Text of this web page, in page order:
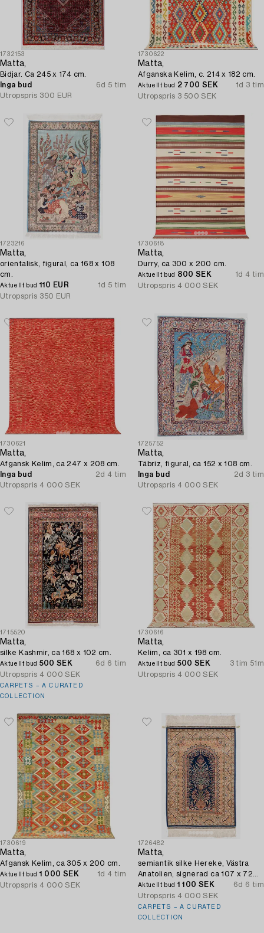
1732153
Matta,
Bidjar. Ca 245 x 174 cm.
Inga bud
6d 5 tim
Utropspris 300 EUR
1730622
Matta,
Afganska Kelim, c. 214 x 182 cm.
Aktuellt bud 2 700 SEK
1d 3 tim
Utropspris 3 500 SEK
1723216
Matta,
orientalisk, figural, ca 168 x 108
cm.
Aktuellt bud 110 EUR
1d 5 tim
Utropspris 350 EUR
1730618
Matta,
Durry, ca 300 x 200 cm.
Aktuellt bud 800 SEK
1d 4 tim
Utropspris 4 000 SEK
1730621
Matta,
Afgansk Kelim, ca 247 x 208 cm.
Inga bud
2d 4 tim
Utropspris 4 000 SEK
1725752
Matta,
Täbriz, figural, ca 152 x 108 cm.
Inga bud
2d 3 tim
Utropspris 4 000 SEK
1715520
Matta,
silke Kashmir, ca 168 x 102 cm.
Aktuellt bud 500 SEK
6d 6 tim
Utropspris 4 000 SEK
CARPETS – A CURATED
COLLECTION
1730616
Matta,
Kelim, ca 301 x 198 cm.
Aktuellt bud 500 SEK
3 tim 51m
Utropspris 4 000 SEK
1730619
Matta,
Afgansk Kelim, ca 305 x 200 cm.
Aktuellt bud 1 000 SEK
1d 4 tim
Utropspris 4 000 SEK
1726482
Matta,
semiantik silke Hereke, Västra
Anatolien, signerad ca 107 x 72
cm.
Aktuellt bud 1 100 SEK
6d 6 tim
Utropspris 4 000 SEK
CARPETS – A CURATED
COLLECTION